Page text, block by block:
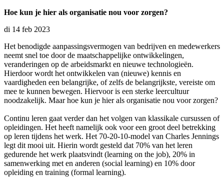
Hoe kun je hier als organisatie nou voor zorgen?
di 14 feb 2023
Het benodigde aanpassingsvermogen van bedrijven en medewerkers
neemt snel toe door de maatschappelijke ontwikkelingen,
veranderingen op de arbeidsmarkt en nieuwe technologieën.
Hierdoor wordt het ontwikkelen van (nieuwe) kennis en
vaardigheden een belangrijke, of zelfs de belangrijkste, vereiste om
mee te kunnen bewegen. Hiervoor is een sterke leercultuur
noodzakelijk. Maar hoe kun je hier als organisatie nou voor zorgen?
Continu leren gaat verder dan het volgen van klassikale cursussen of
opleidingen. Het heeft namelijk ook voor een groot deel betrekking
op leren tijdens het werk. Het 70-20-10-model van Charles Jennings
legt dit mooi uit. Hierin wordt gesteld dat 70% van het leren
gedurende het werk plaatsvindt (learning on the job), 20% in
samenwerking met en anderen (social learning) en 10% door
opleiding en training (formal learning).